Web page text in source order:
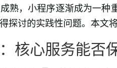
熟，小程序逐渐成为一
探讨的实践性问题。本文
核心服务能否